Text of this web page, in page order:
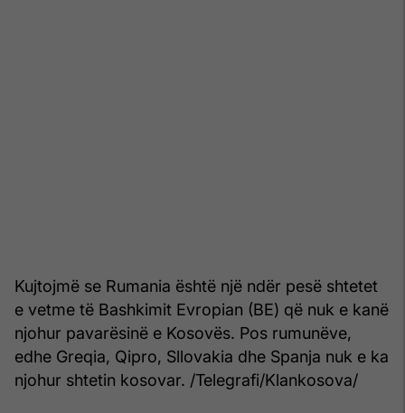
Kujtojmë se Rumania është një ndër pesë shtetet
e vetme të Bashkimit Evropian (BE) që nuk e kanë
njohur pavarësinë e Kosovës. Pos rumunëve,
edhe Greqia, Qipro, Sllovakia dhe Spanja nuk e ka
njohur shtetin kosovar. /Telegrafi/Klankosova/